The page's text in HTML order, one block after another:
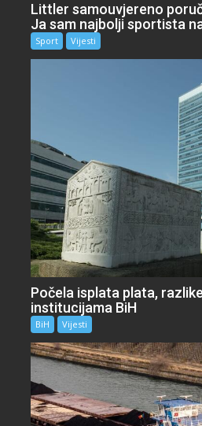
Littler samouvjereno
Ja sam najbolji sportista
Sport Vijesti
Počela isplata plata,
institucijama BiH
BiH Vijesti